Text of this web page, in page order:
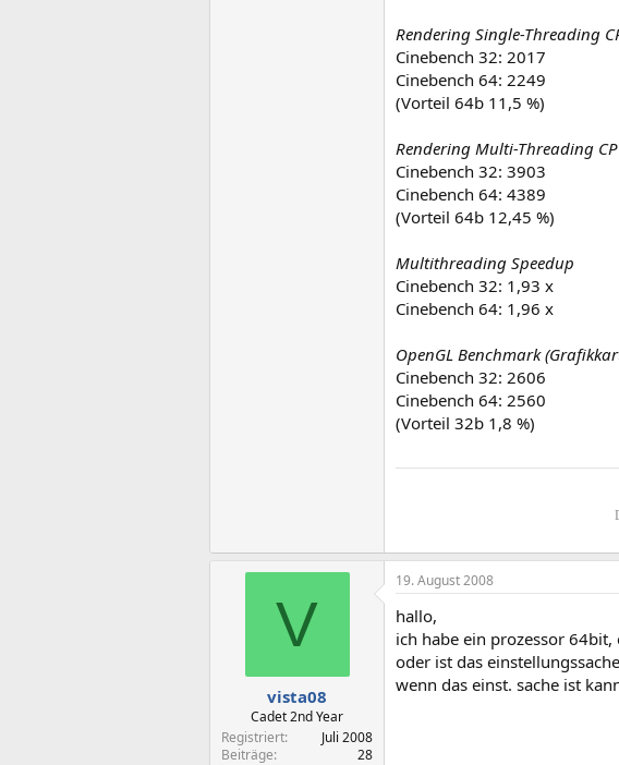
Rendering Single-Threading
Cinebench 32: 2017
Cinebench 64: 2249
(Vorteil 64b 11,5 %)
Rendering Multi-Threading
Cinebench 32: 3903
Cinebench 64: 4389
(Vorteil 64b 12,45 %)
Multithreading Speedup
Cinebench 32: 1,93 x
Cinebench 64: 1,96 x
OpenGL Benchmark
Cinebench 32: 2606
Cinebench 64: 2560
(Vorteil 32b 1,8 %)
V
vista08
Cadet 2nd Year
Registriert
Juli 2008
Beiträge
28
19. August 2008
hallo,
ich habe ein prozessor
oder ist das
wenn das einst. sache ist